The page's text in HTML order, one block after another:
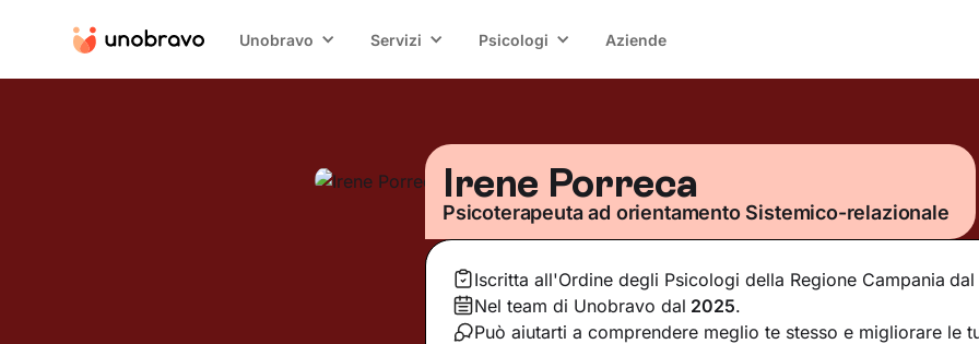
Unobravo Servizi Psicologi Aziende
Irene Porreca
Psicoterapeuta ad orientamento Sistemico-relazionale
Iscritta all'Ordine degli Psicologi della Regione Campania dal
Nel team di Unobravo dal 2025.
Può aiutarti a comprendere meglio te stesso e migliorare le